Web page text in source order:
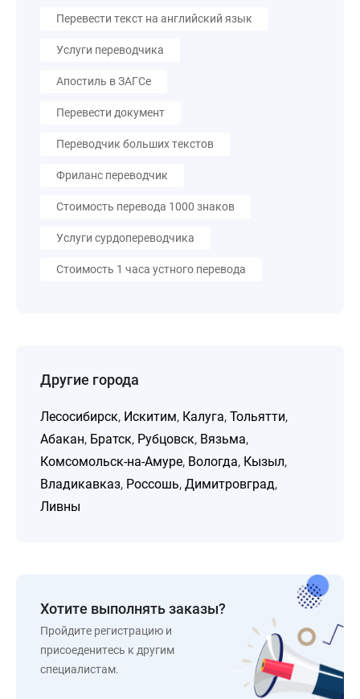
Перевести текст на английский язык
Услуги переводчика
Апостиль в ЗАГСе
Перевести документ
Переводчик больших текстов
Фриланс переводчик
Стоимость перевода 1000 знаков
Услуги сурдопереводчика
Стоимость 1 часа устного перевода
Другие города
Лесосибирск, Искитим, Калуга, Тольятти,
Абакан, Братск, Рубцовск, Вязьма,
Комсомольск-на-Амуре, Вологда, Кызыл,
Владикавказ, Россошь, Димитровград,
Ливны
Хотите выполнять заказы?
Пройдите регистрацию и
присоеденитесь к другим
специалистам.